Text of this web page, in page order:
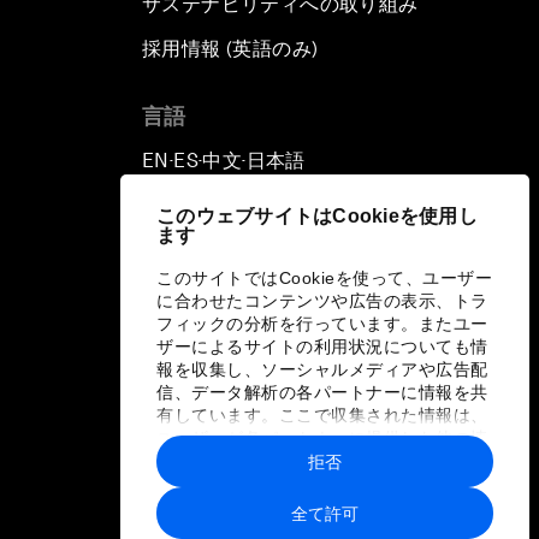
このウェブサイトはCookieを使用し
ます
このサイトではCookieを使って、ユーザー
に合わせたコンテンツや広告の表示、トラ
フィックの分析を行っています。またユー
ザーによるサイトの利用状況についても情
報を収集し、ソーシャルメディアや広告配
信、データ解析の各パートナーに情報を共
有しています。ここで収集された情報は、
ユーザーが各パートナーに提供した他の情
報や各パートナーのサービスを使用した際
に収集された情報と組み合わされ、各パー
トナーによって使用されることがありま
す。
全て許可
拒否
採用情報 (英語のみ)
言語
EN ▪ES▪中文▪ 日本語